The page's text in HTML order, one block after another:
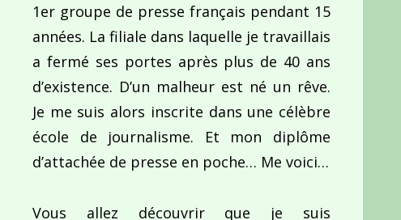
1er groupe de presse français pendant 15
années. La filiale dans laquelle je travaillais
a fermé ses portes après plus de 40 ans
d’existence. D’un malheur est né un rêve.
Je me suis alors inscrite dans une célèbre
école de journalisme. Et mon diplôme
d’attachée de presse en poche… Me voici…
Vous allez découvrir que je suis